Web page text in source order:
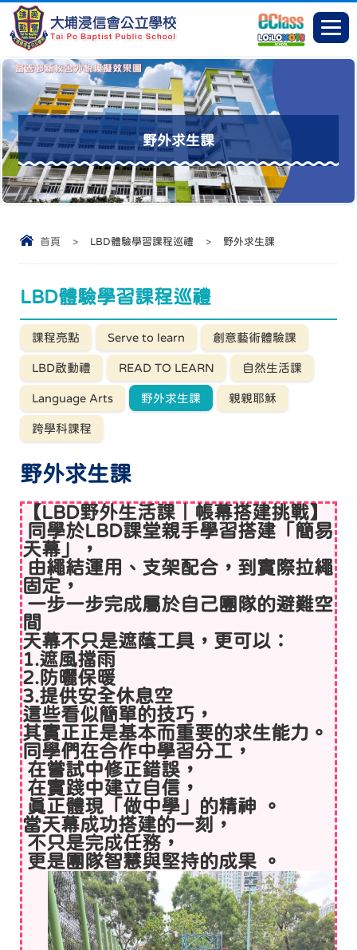
野外求生課
首頁 > LBD體驗學習課程巡禮 > 野外求生課
LBD體驗學習課程巡禮
課程亮點 Serve to learn 創意藝術體驗課
LBD啟動禮 READ TO LEARN 自然生活課
Language Arts 野外求生課 親親耶穌
跨學科課程
野外求生課
【LBD野外生活課｜帳幕搭建挑戰】
同學於LBD課堂親手學習搭建「簡易
天幕」，
由繩結運用、支架配合，到實際拉繩
固定，
一步一步完成屬於自己團隊的避難空
間
天幕不只是遮蔭工具，更可以：
1.遮風擋雨
2.防曬保暖
3.提供安全休息空
這些看似簡單的技巧，
其實正正是基本而重要的求生能力。
同學們在合作中學習分工，
在嘗試中修正錯誤，
在實踐中建立自信，
真正體現「做中學」的精神 。
當天幕成功搭建的一刻，
不只是完成任務，
更是團隊智慧與堅持的成果 。